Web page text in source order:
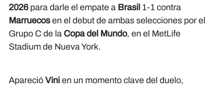
2026 para darle el empate a Brasil 1-1 contra
Marruecosen el debut de ambas selecciones por el
Grupo C de la Copa del Mundo, en el MetLife
Stadium de Nueva York.
Apareció Vini en un momento clave del duelo,